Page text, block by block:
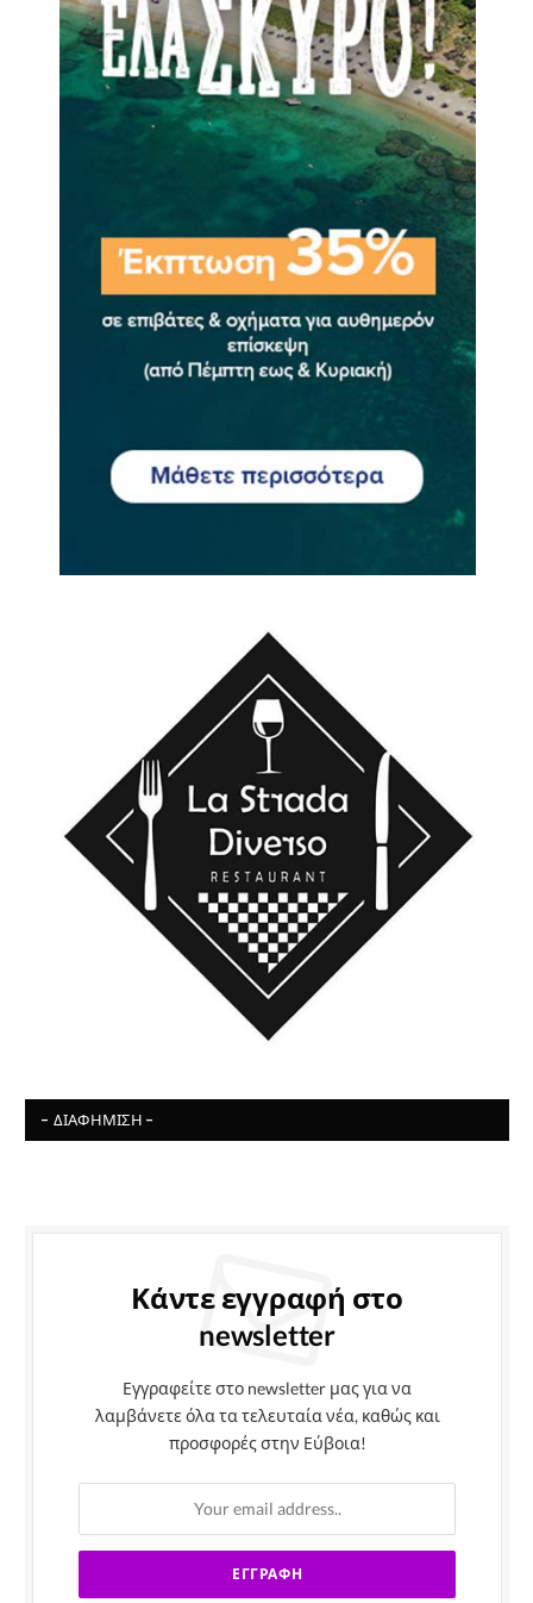
- ΔΙΑΦΉΜΙΣΗ -
Κάντε εγγραφή στο
newsletter
Εγγραφείτε στο newsletter μας για να
λαμβάνετε όλα τα τελευταία νέα, καθώς και
προσφορές στην Εύβοια!